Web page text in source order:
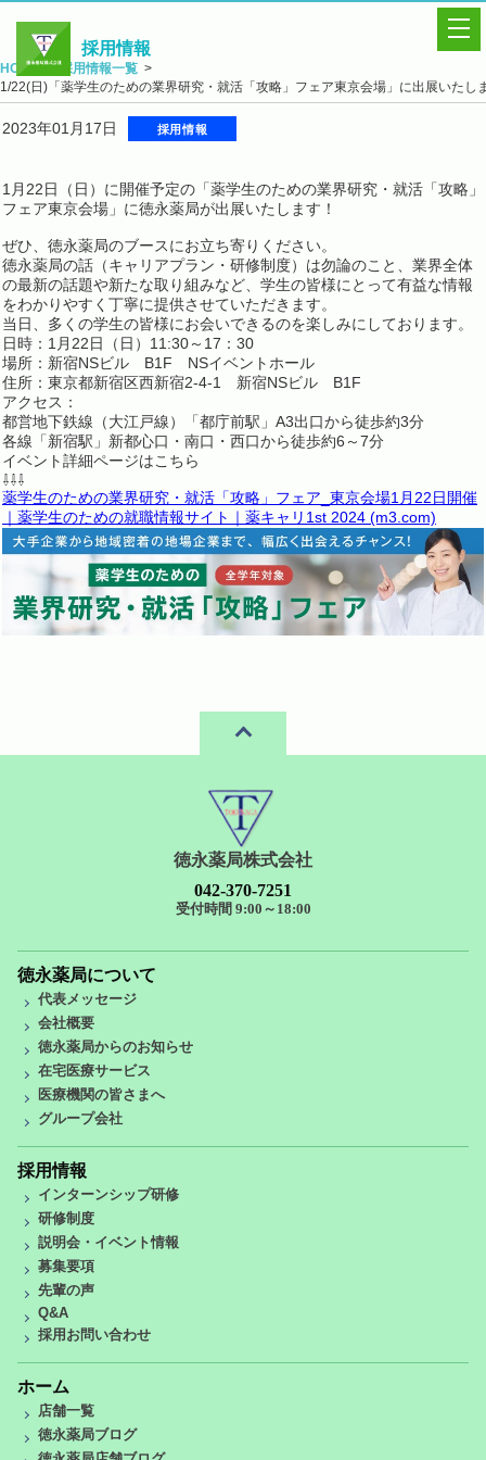
採用情報
採用トップ
インターンシップ研修
研修制度
募集要項
先輩の声
Q&A
HOME
採用情報一覧
1/22(日)「薬学生のための業界研究・就活「攻略」フェア東京会場」に出展いたし
2023年01月17日 採用情報
1月22日（日）に開催予定の「薬学生のための業界研究・就活「攻略」
フェア東京会場」に徳永薬局が出展いたします！
ぜひ、徳永薬局のブースにお立ち寄りください。
徳永薬局の話（キャリアプラン・研修制度）は勿論のこと、業界全体
の最新の話題や新たな取り組みなど、学生の皆様にとって有益な情報
をわかりやすく丁寧に提供させていただきます。
当日、多くの学生の皆様にお会いできるのを楽しみにしております。
日時：1月22日（日）11:30～17：30
場所：新宿NSビル B1F NSイベントホール
住所：東京都新宿区西新宿2-4-1 新宿NSビル B1F
アクセス：
都営地下鉄線（大江戸線）「都庁前駅」A3出口から徒歩約3分
各線「新宿駅」新都心口・南口・西口から徒歩約6～7分
イベント詳細ページはこちら
⇩⇩⇩
薬学生のための業界研究・就活「攻略」フェア_東京会場1月22日開催
｜薬学生のための就職情報サイト｜薬キャリ1st 2024 (m3.com)
徳永薬局株式会社
042-370-7251
受付時間 9:00～18:00
徳永薬局について
代表メッセージ
会社概要
徳永薬局からのお知らせ
在宅医療サービス
医療機関の皆さまへ
グループ会社
採用情報
インターンシップ研修
研修制度
説明会・イベント情報
募集要項
先輩の声
Q&A
採用お問い合わせ
ホーム
店舗一覧
徳永薬局ブログ